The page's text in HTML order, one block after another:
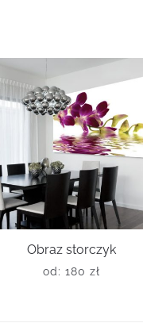
Obraz storczyk
od: 180 zł